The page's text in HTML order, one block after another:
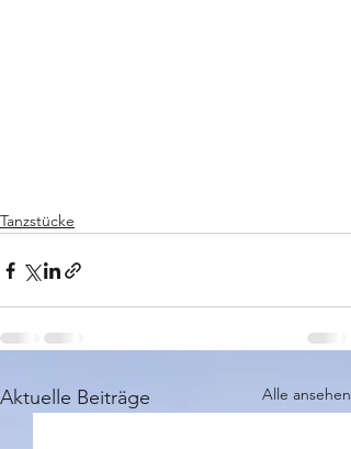
Tanzstücke
Aktuelle Beiträge Alle ansehen